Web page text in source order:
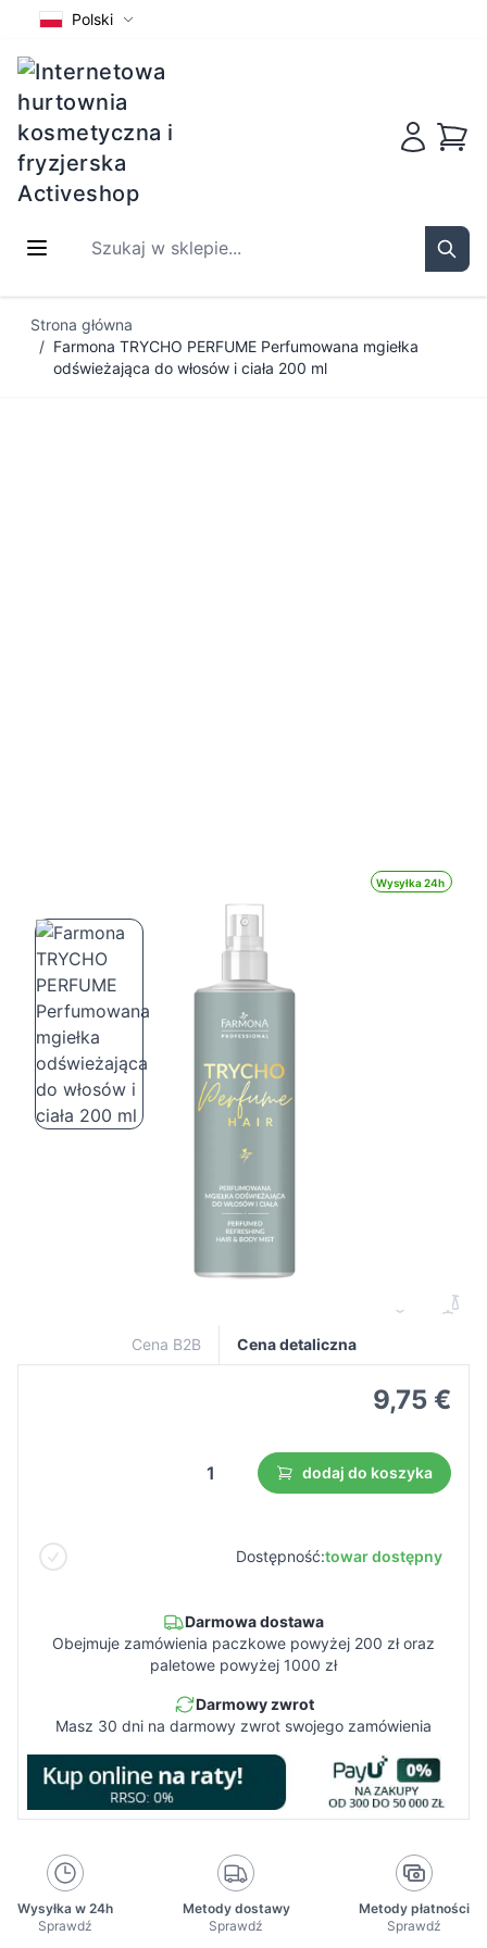
Polski
Szukaj w sklepie...
Strona główna
/ Farmona TRYCHO PERFUME Perfumowana mgiełka
odświeżająca do włosów i ciała 200 ml
Wysyłka 24h
Farmona TRYCHO PERFUME
Perfumowana mgiełka odświeżająca do
włosów i ciała 200 ml
Cena B2B Cena detaliczna
9,75 €
dodaj do koszyka
Dostępność:towar dostępny
Darmowa dostawa
Obejmuje zamówienia paczkowe powyżej 200 zł oraz
paletowe powyżej 1000 zł
Darmowy zwrot
Masz 30 dni na darmowy zwrot swojego zamówienia
Wysyłka w 24h
Sprawdź
Metody dostawy
Sprawdź
Metody płatności
Sprawdź